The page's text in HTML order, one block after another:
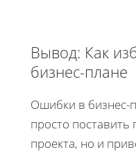
Вывод: Как
бизнес-плане
Ошибки в бизнес-
просто поставить
проекта, но и